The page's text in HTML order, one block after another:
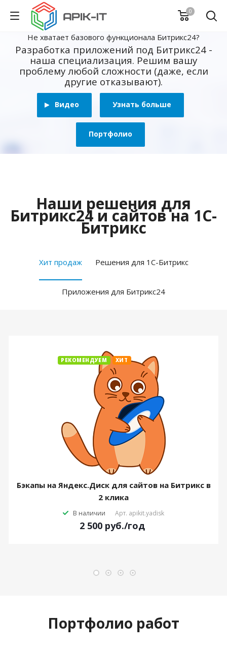
0
Не хватает базового функционала Битрикс24?
Разработка приложений под Битрикс24 -
наша специализация. Решим вашу
проблему любой сложности (даже, если
другие отказывают).
Видео Узнать больше
Портфолио
Наши решения для
Битрикс24 и сайтов на 1С-
Битрикс
Хит продаж Решения для 1С-Битрикс
Приложения для Битрикс24
РЕКОМЕНДУЕМ ХИТ
Бэкапы на Яндекс.Диск для сайтов на Битрикс в
2 клика
В наличии Арт. apikit.yadisk
2 500 руб./год
Портфолио работ